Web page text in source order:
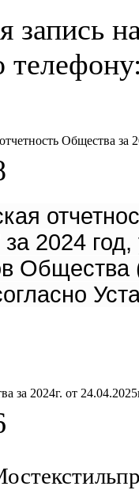
запись
Общества за
2024 год,
Общества
за 2024г. от